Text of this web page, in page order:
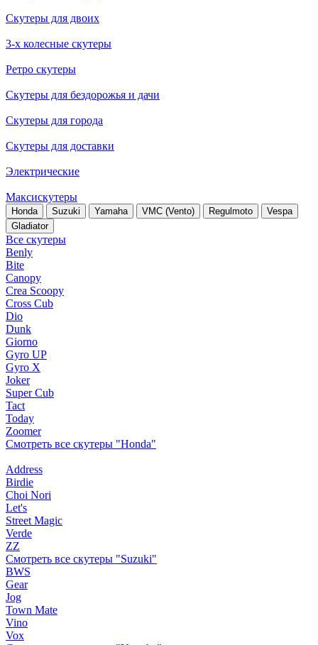
Скутеры для двоих
3-х колесные скутеры
Ретро скутеры
Скутеры для бездорожья и дачи
Скутеры для города
Скутеры для доставки
Электрические
Максискутеры
Honda Suzuki Yamaha VMC (Vento) Regulmoto
Vespa
Gladiator
Все скутеры
Benly
Bite
Canopy
Crea Scoopy
Cross Cub
Dio
Dunk
Giorno
Gyro UP
Gyro X
Joker
Super Cub
Tact
Today
Zoomer
Смотреть все скутеры "Honda"
Address
Birdie
Choi Nori
Let's
Street Magic
Verde
ZZ
Смотреть все скутеры "Suzuki"
BWS
Gear
Jog
Town Mate
Vino
Vox